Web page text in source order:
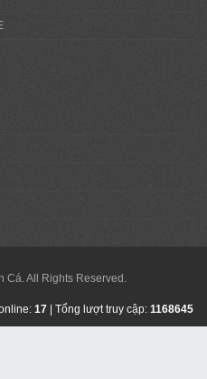
Cá. All Rights Reserved.
17 | Tổng lượt truy cập: 1168645